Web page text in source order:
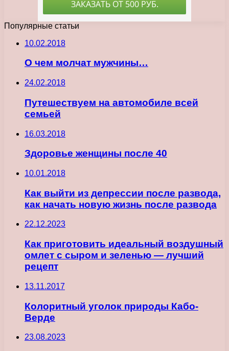
Популярные статьи
10.02.2018
О чем молчат мужчины…
24.02.2018
Путешествуем на автомобиле всей
семьей
16.03.2018
Здоровье женщины после 40
10.01.2018
Как выйти из депрессии после развода,
как начать новую жизнь после развода
22.12.2023
Как приготовить идеальный воздушный
омлет с сыром и зеленью — лучший
рецепт
13.11.2017
Колоритный уголок природы Кабо-
Верде
23.08.2023